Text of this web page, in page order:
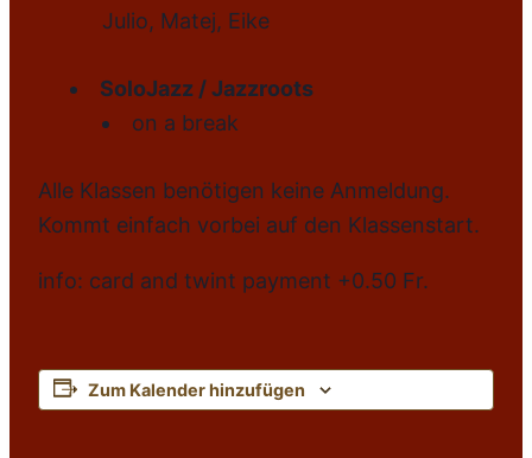
Julio, Matej, Eike
SoloJazz / Jazzroots
on a break
Alle Klassen benötigen keine Anmeldung.
Kommt einfach vorbei auf den Klassenstart.
info: card and twint payment +0.50 Fr.
Zum Kalender hinzufügen